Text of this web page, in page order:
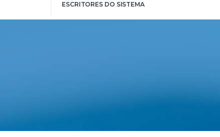
ESCRITORES DO SISTEMA